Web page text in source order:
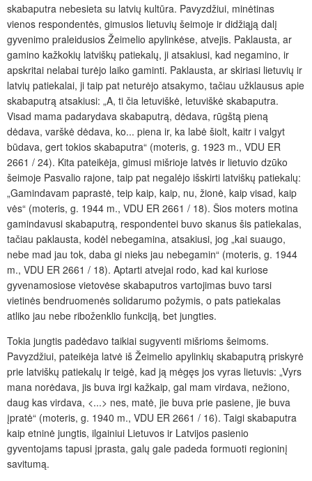
skabaputra nebesieta su latvių kultūra. Pavyzdžiui, minėtinas
vienos respondentės, gimusios lietuvių šeimoje ir didžiąją dalį
gyvenimo praleidusios Žeimelio apylinkėse, atvejis. Paklausta, ar
gamino kažkokių latviškų patiekalų, ji atsakiusi, kad negamino, ir
apskritai nelabai turėjo laiko gaminti. Paklausta, ar skiriasi lietuvių ir
latvių patiekalai, ji taip pat neturėjo atsakymo, tačiau užklausus apie
skabaputrą atsakiusi: „A, ti čia letuviškė, letuviškė skabaputra.
Visad mama padarydava skabaputrą, dėdava, rūgštą pieną
dėdava, varškė dėdava, ko... piena ir, ka labė šiolt, kaitr i valgyt
būdava, gert tokios skabaputra“ (moteris, g. 1923 m., VDU ER
2661 / 24). Kita pateikėja, gimusi mišrioje latvės ir lietuvio dzūko
šeimoje Pasvalio rajone, taip pat negalėjo išskirti latviškų patiekalų:
„Gamindavam paprastė, teip kaip, kaip, nu, žionė, kaip visad, kaip
vės“ (moteris, g. 1944 m., VDU ER 2661 / 18). Šios moters motina
gamindavusi skabaputrą, respondentei buvo skanus šis patiekalas,
tačiau paklausta, kodėl nebegamina, atsakiusi, jog „kai suaugo,
nebe mad jau tok, daba gi nieks jau nebegamin“ (moteris, g. 1944
m., VDU ER 2661 / 18). Aptarti atvejai rodo, kad kai kuriose
gyvenamosiose vietovėse skabaputros vartojimas buvo tarsi
vietinės bendruomenės solidarumo požymis, o pats patiekalas
atliko jau nebe riboženklio funkciją, bet jungties.
Tokia jungtis padėdavo taikiai sugyventi mišrioms šeimoms.
Pavyzdžiui, pateikėja latvė iš Žeimelio apylinkių skabaputrą priskyrė
prie latviškų patiekalų ir teigė, kad ją mėgęs jos vyras lietuvis: „Vyrs
mana norėdava, jis buva irgi kažkaip, gal mam virdava, nežiono,
daug kas virdava, <...> nes, matė, jie buva prie pasiene, jie buva
įpratė“ (moteris, g. 1940 m., VDU ER 2661 / 16). Taigi skabaputra
kaip etninė jungtis, ilgainiui Lietuvos ir Latvijos pasienio
gyventojams tapusi įprasta, galų gale padeda formuoti regioninį
savitumą.